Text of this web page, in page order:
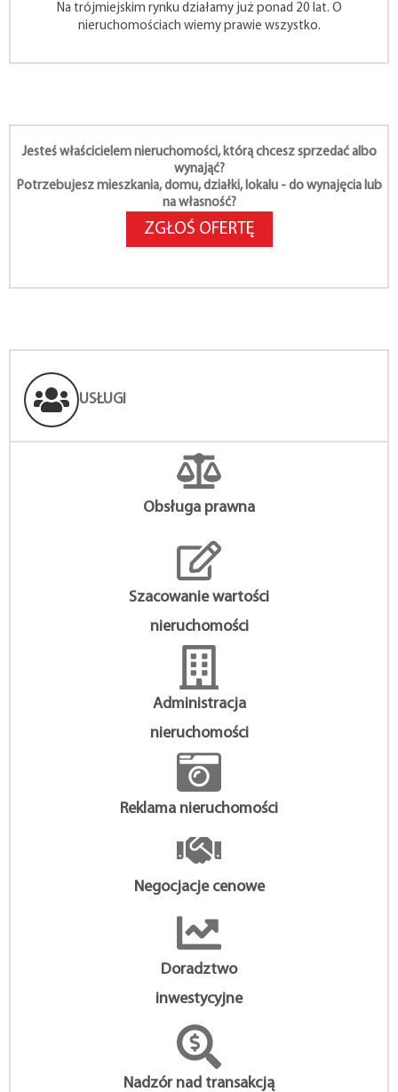
Na trójmiejskim rynku działamy już ponad 20 lat. O
nieruchomościach wiemy prawie wszystko.
Jesteś właścicielem nieruchomości, którą chcesz sprzedać albo
wynająć?
Potrzebujesz mieszkania, domu, działki, lokalu - do wynajęcia lub
na własność?
ZGŁOŚ OFERTĘ
USŁUGI
Obsługa prawna
Szacowanie wartości
nieruchomości
Administracja
nieruchomości
Reklama nieruchomości
Negocjacje cenowe
Doradztwo
inwestycyjne
Nadzór nad transakcją